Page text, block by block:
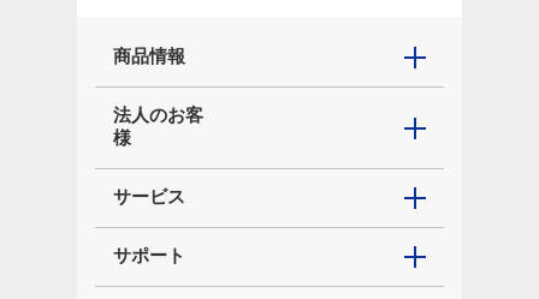
商品情報
法人のお客
様
サービス
サポート